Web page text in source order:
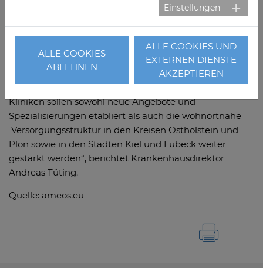
Kiel und Preetz, übernommen werden. Meinecke
Krywka, bisher Chefärztin der Rehabilitationsklinik für
pflegende Angehörige und der Rehabilitationsklinik für
Psychosomatik in Ratzeburg.
Mit der neuen strategischen Ausrichtung der Ameos
Kliniken sollen sowohl neue Angebote und
Spezialisierungen etabliert als auch die wohnortnahe
Versorgungsstruktur in den Kreisen Ostholstein und
Plön sowie in den Städten Kiel und Lübeck weiter
gestärkt werden“, berichtet Krankenhausdirektor
Andreas Tüting.
Quelle: ameos.eu
Einstellungen
ALLE COOKIES
ABLEHNEN
ALLE COOKIES UND
EXTERNEN DIENSTE
AKZEPTIEREN